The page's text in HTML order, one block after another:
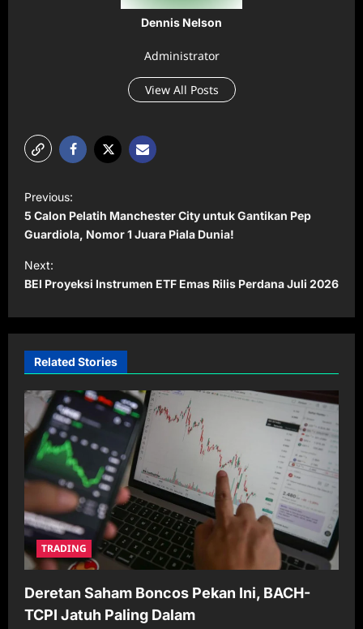
Dennis Nelson
Administrator
View All Posts
o
s
t
n
a
v
g
t
o
n
Previous:
5 Calon Pelatih Manchester City untuk Gantikan Pep
Guardiola, Nomor 1 Juara Piala Dunia!
Next:
BEI Proyeksi Instrumen ETF Emas Rilis Perdana Juli 2026
Related Stories
TRADING
Deretan Saham Boncos Pekan Ini, BACH-
TCPI Jatuh Paling Dalam